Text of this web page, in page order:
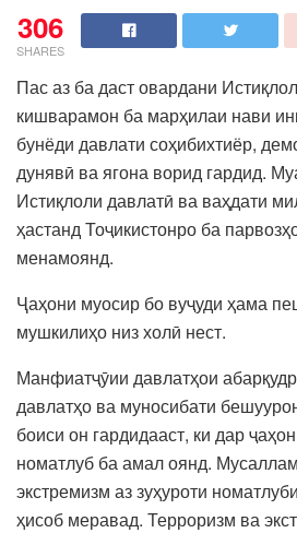
306
SHARES
Пас аз ба даст овардани
кишварамон ба марҳилаи нави
бунёди давлати соҳибихтиёр,
дунявӣ ва ягона ворид гардид.
Истиқлоли давлатӣ ва ваҳдати
ҳастанд Тоҷикистонро ба
менамоянд.
Ҷаҳони муосир бо вуҷуди ҳама
мушкилиҳо низ холӣ нест.
Манфиатҷӯии давлатҳои
давлатҳо ва муносибати
боиси он гардидааст, ки дар
номатлуб ба амал оянд.
экстремизм аз зуҳуроти
ҳисоб меравад. Терроризм ва